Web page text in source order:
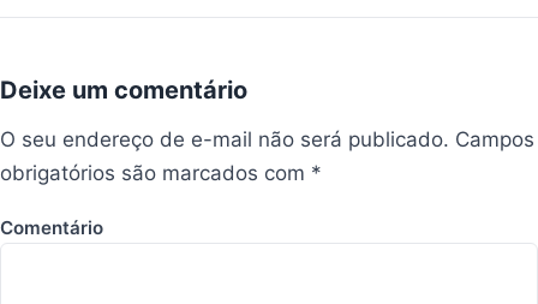
Deixe um comentário
O seu endereço de e-mail não será publicado. Campos
obrigatórios são marcados com *
Comentário